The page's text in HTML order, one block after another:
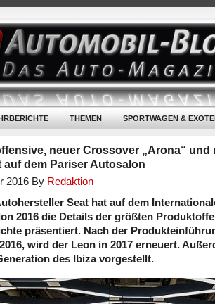
THEMEN SPORTWAGEN &
neuer Crossover „Arona“ und
dem Pariser Autosalon
2016 By Redaktion
Seat hat auf dem
2016 die Details der größten
präsentiert. Nach der
wird der Leon in 2017 erneuert.
des Ibiza vorgestellt.